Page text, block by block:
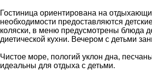
Гостиница ориентирована на
необходимости предоставляются
коляски, в меню предусмотрены блюда
диетической кухни. Вечером с детьми
Чистое море, пологий уклон дна,
идеальны для отдыха с детьми.